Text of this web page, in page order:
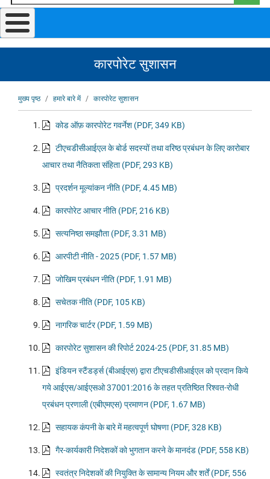
कारपोरेट सुशासन
पग
चिन्ह
मुख्य पृष्ठ हमारे बारे में कारपोरेट सुशासन
कोड ऑफ़ कारपोरेट गवर्नेश (PDF, 349 KB)
टीएचडीसीआईएल के बोर्ड सदस्यों तथा वरिष्ठ प्रबंधन के लिए कारोबार
आचार तथा नैतिकता संहिता (PDF, 293 KB)
प्रदर्शन मूल्यांकन नीति (PDF, 4.45 MB)
कारपोरेट आचार नीति (PDF, 216 KB)
सत्यनिष्ठा समझौता (PDF, 3.31 MB)
आरपीटी नीति - 2025 (PDF, 1.57 MB)
जोखिम प्रबंधन नीति (PDF, 1.91 MB)
सचेतक नीति (PDF, 105 KB)
नागरिक चार्टर (PDF, 1.59 MB)
कारपोरेट सुशासन की रिपोर्ट 2024-25 (PDF, 31.85 MB)
इंडियन स्टैंडर्ड्स (बीआईएस) द्वारा टीएचडीसीआईएल को प्रदान किये
गये आईएस/आईएसओ 37001:2016 के तहत प्रतिष्ठित रिश्वत-रोधी
प्रबंधन प्रणाली (एबीएमएस) प्रमाणन (PDF, 1.67 MB)
सहायक कंपनी के बारे में महत्वपूर्ण घोषणा (PDF, 328 KB)
गैर-कार्यकारी निदेशकों को भुगतान करने के मानदंड (PDF, 558 KB)
स्वतंत्र निदेशकों की नियुक्ति के सामान्य नियम और शर्तें (PDF, 556